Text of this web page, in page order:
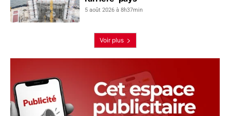
5 août 2026 à 8h37min
Voir plus